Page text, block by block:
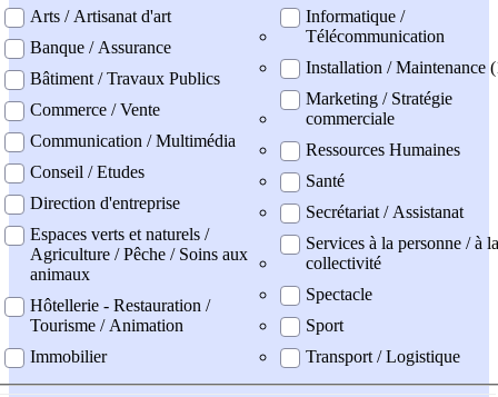
Arts / Artisanat d'art
Banque / Assurance
Bâtiment / Travaux Publics
Commerce / Vente
Communication / Multimédia
Conseil / Etudes
Direction d'entreprise
Espaces verts et naturels /
Agriculture / Pêche / Soins aux
animaux
Hôtellerie - Restauration /
Tourisme / Animation
Immobilier
Informatique /
Télécommunication
Installation / Maintenance
Marketing / Stratégie
commerciale
Ressources Humaines
Santé
Secrétariat / Assistanat
Services à la personne / à la
collectivité
Spectacle
Sport
Transport / Logistique